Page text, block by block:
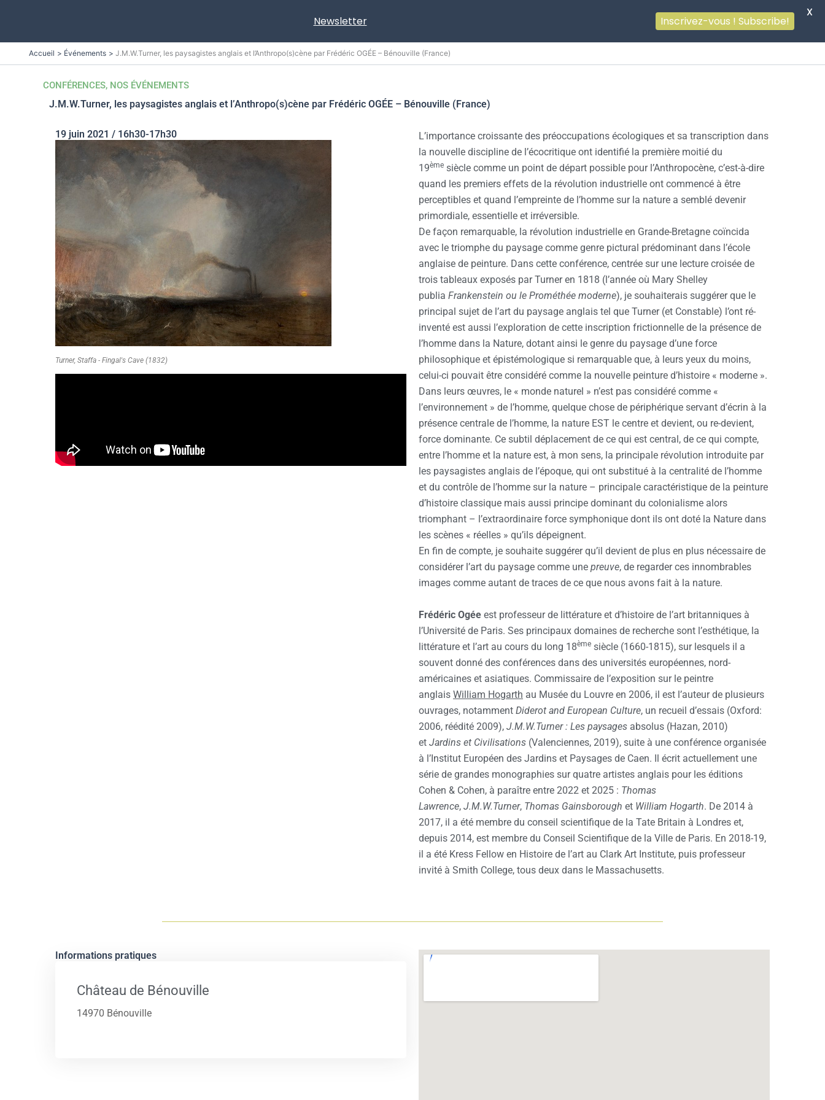
au
Accueil Événements J.M.W.Turner, les paysagistes anglais et l’Anthropo(s)cène par Frédéric OGÉE – Bénouville (France)
CONFÉRENCES, NOS ÉVÉNEMENTS
J.M.W.Turner, les paysagistes anglais et l’Anthropo(s)cène par Frédéric OGÉE – Bénouville (France)
19 juin 2021 / 16h30-17h30
Turner, Staffa - Fingal's Cave (1832)
L’importance croissante des préoccupations écologiques et sa transcription dans
la nouvelle discipline de l’écocritique ont identifié la première moitié du
19ème siècle comme un point de départ possible pour l’Anthropocène, c’est-à-dire
quand les premiers effets de la révolution industrielle ont commencé à être
perceptibles et quand l’empreinte de l’homme sur la nature a semblé devenir
primordiale, essentielle et irréversible.
De façon remarquable, la révolution industrielle en Grande-Bretagne coïncida
avec le triomphe du paysage comme genre pictural prédominant dans l’école
anglaise de peinture. Dans cette conférence, centrée sur une lecture croisée de
trois tableaux exposés par Turner en 1818 (l’année où Mary Shelley
publia Frankenstein ou le Prométhée moderne), je souhaiterais suggérer que le
principal sujet de l’art du paysage anglais tel que Turner (et Constable) l’ont ré-
inventé est aussi l’exploration de cette inscription frictionnelle de la présence de
l’homme dans la Nature, dotant ainsi le genre du paysage d’une force
philosophique et épistémologique si remarquable que, à leurs yeux du moins,
celui-ci pouvait être considéré comme la nouvelle peinture d’histoire « moderne ».
Dans leurs œuvres, le « monde naturel » n’est pas considéré comme «
l’environnement » de l’homme, quelque chose de périphérique servant d’écrin à la
présence centrale de l’homme, la nature EST le centre et devient, ou re-devient,
force dominante. Ce subtil déplacement de ce qui est central, de ce qui compte,
entre l’homme et la nature est, à mon sens, la principale révolution introduite par
les paysagistes anglais de l’époque, qui ont substitué à la centralité de l’homme
et du contrôle de l’homme sur la nature – principale caractéristique de la peinture
d’histoire classique mais aussi principe dominant du colonialisme alors
triomphant – l’extraordinaire force symphonique dont ils ont doté la Nature dans
les scènes « réelles » qu’ils dépeignent.
En fin de compte, je souhaite suggérer qu’il devient de plus en plus nécessaire de
considérer l’art du paysage comme une preuve, de regarder ces innombrables
images comme autant de traces de ce que nous avons fait à la nature.
Frédéric Ogée est professeur de littérature et d’histoire de l’art britanniques à
l’Université de Paris. Ses principaux domaines de recherche sont l’esthétique, la
littérature et l’art au cours du long 18ème siècle (1660-1815), sur lesquels il a
souvent donné des conférences dans des universités européennes, nord-
américaines et asiatiques. Commissaire de l’exposition sur le peintre
anglais William Hogarth au Musée du Louvre en 2006, il est l’auteur de plusieurs
ouvrages, notamment Diderot and European Culture, un recueil d’essais (Oxford:
2006, réédité 2009), J.M.W.Turner : Les paysages absolus (Hazan, 2010)
et Jardins et Civilisations (Valenciennes, 2019), suite à une conférence organisée
à l’Institut Européen des Jardins et Paysages de Caen. Il écrit actuellement une
série de grandes monographies sur quatre artistes anglais pour les éditions
Cohen & Cohen, à paraître entre 2022 et 2025 : Thomas
Lawrence, J.M.W.Turner, Thomas Gainsborough et William Hogarth. De 2014 à
2017, il a été membre du conseil scientifique de la Tate Britain à Londres et,
depuis 2014, est membre du Conseil Scientifique de la Ville de Paris. En 2018-19,
il a été Kress Fellow en Histoire de l’art au Clark Art Institute, puis professeur
invité à Smith College, tous deux dans le Massachusetts.
Informations pratiques
Château de Bénouville
14970 Bénouville
Newsletter Inscrivez-vous ! Subscribe!
X